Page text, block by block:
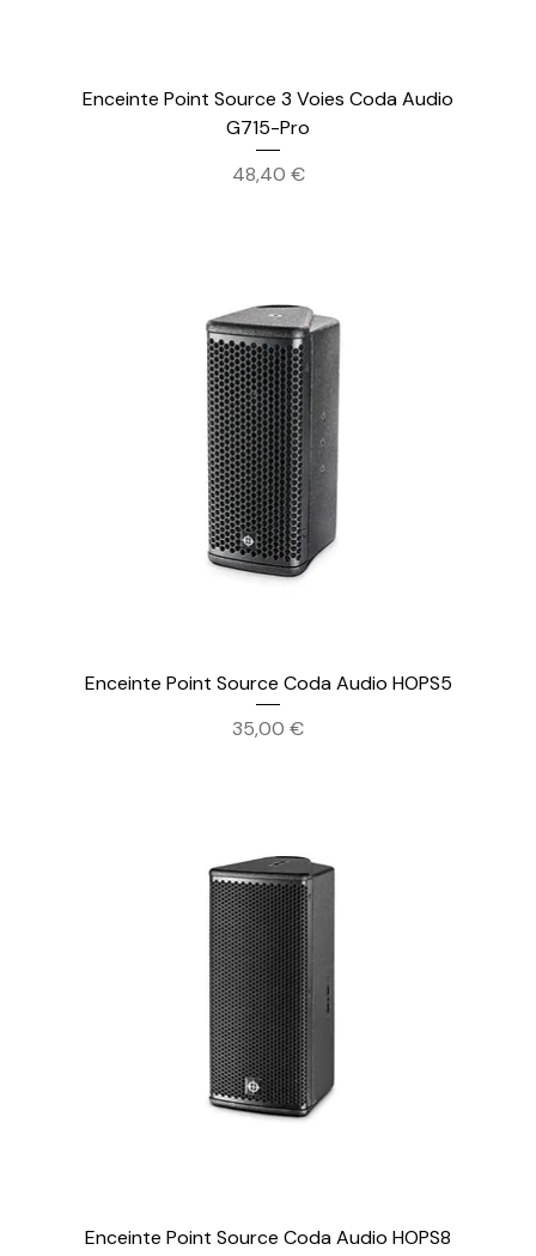
Enceinte Point Source 3 Voies Coda Audio
G715-Pro
Prix
48,40 €
Enceinte Point Source Coda Audio HOPS5
Prix
35,00 €
Enceinte Point Source Coda Audio HOPS8